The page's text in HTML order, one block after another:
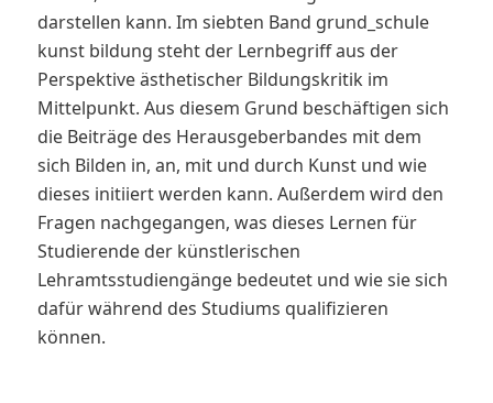
darstellen kann. Im siebten Band grund_schule
kunst bildung steht der Lernbegriff aus der
Perspektive ästhetischer Bildungskritik im
Mittelpunkt. Aus diesem Grund beschäftigen sich
die Beiträge des Herausgeberbandes mit dem
sich Bilden in, an, mit und durch Kunst und wie
dieses initiiert werden kann. Außerdem wird den
Fragen nachgegangen, was dieses Lernen für
Studierende der künstlerischen
Lehramtsstudiengänge bedeutet und wie sie sich
dafür während des Studiums qualifizieren
können.